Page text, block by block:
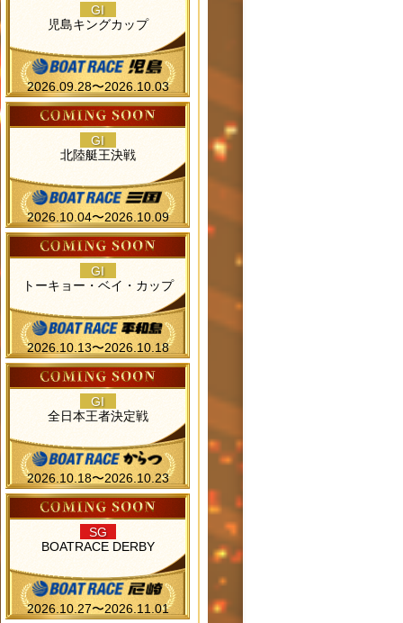
GI
児島キングカップ
2026.09.28〜2026.10.03
GI
北陸艇王決戦
2026.10.04〜2026.10.09
GI
トーキョー・ベイ・カップ
2026.10.13〜2026.10.18
GI
全日本王者決定戦
2026.10.18〜2026.10.23
SG
BOATRACE DERBY
2026.10.27〜2026.11.01